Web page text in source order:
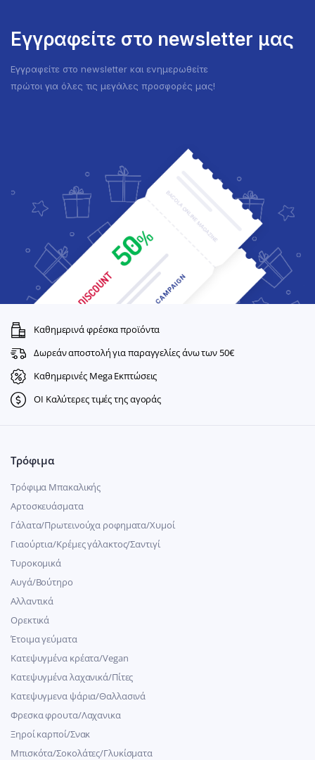
Εγγραφείτε στο newsletter μας
Εγγραφείτε στο newsletter και ενημερωθείτε
πρώτοι για όλες τις μεγάλες προσφορές μας!
Καθημερινά φρέσκα προϊόντα
Δωρεάν αποστολή για παραγγελίες άνω των 50€
Καθημερινές Mega Εκπτώσεις
ΟΙ Καλύτερες τιμές της αγοράς
Τρόφιμα
Τρόφιμα Μπακαλικής
Αρτοσκευάσματα
Γάλατα/Πρωτεινούχα ροφηματα/Χυμοί
Γιαούρτια/Κρέμες γάλακτος/Σαντιγί
Τυροκομικά
Αυγά/Βούτηρο
Αλλαντικά
Ορεκτικά
Έτοιμα γεύματα
Κατεψυγμένα κρέατα/Vegan
Kατεψυγμένα λαχανικά/Πίτες
Κατεψυγμενα ψάρια/Θαλλασινά
Φρεσκα φρουτα/Λαχανικα
Ξηροί καρποί/Σνακ
Μπισκότα/Σοκολάτες/Γλυκίσματα